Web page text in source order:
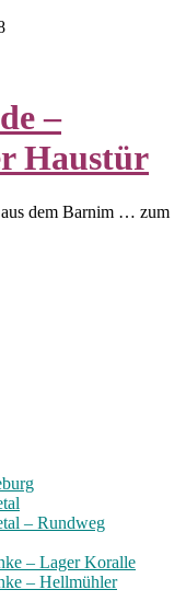
–
Haustür
dem Barnim … zum
– Rundweg
– Lager Koralle
– Hellmühler